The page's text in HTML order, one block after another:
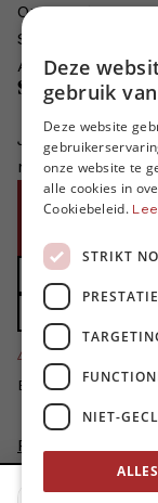
Onze auteurs
Schrijven voor
Adverteren in
Steun MO*
Je helpt ons
niet zonder
Doe een gift
Zet MO* in uw
4424
Bedankt voor jullie
Privacybeleid
Disclaimer
Deze
gebruik
Deze website
onze website te
alle cookies in
Cookiebeleid.
STRIKT
PRESTATIE
NIET-